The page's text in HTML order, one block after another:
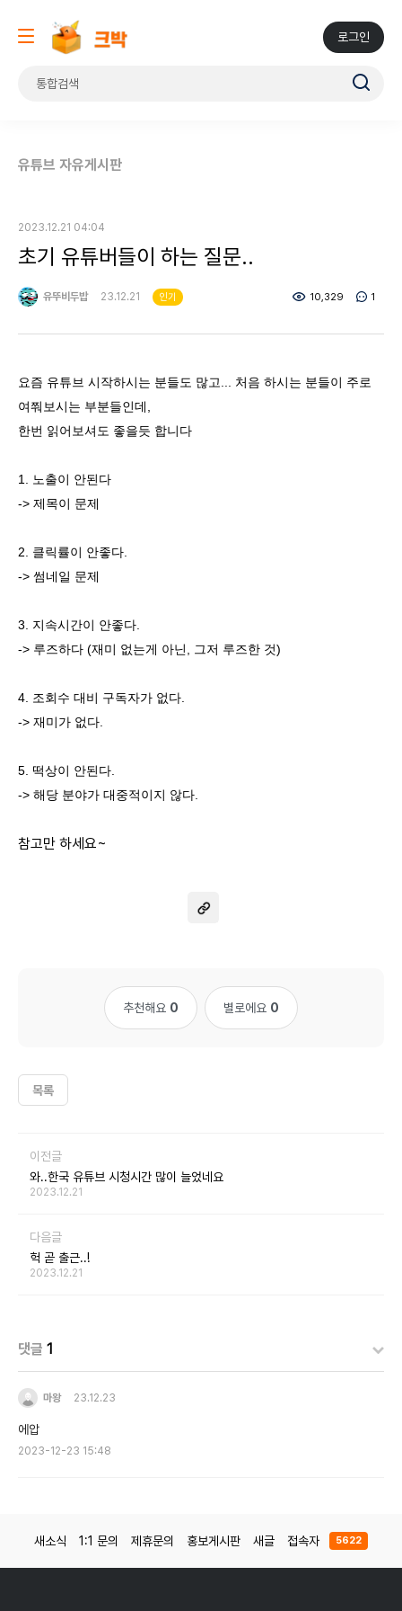
로그인
유튜브 자유게시판
2023.12.21 04:04
초기 유튜버들이 하는 질문..
유뚜비두밥 23.12.21 인기 10,329 1
요즘 유튜브 시작하시는 분들도 많고... 처음 하시는 분들이 주로
여쭤보시는 부분들인데,
한번 읽어보셔도 좋을듯 합니다
1. 노출이 안된다
-> 제목이 문제
2. 클릭률이 안좋다.
-> 썸네일 문제
3. 지속시간이 안좋다.
-> 루즈하다 (재미 없는게 아닌, 그저 루즈한 것)
4. 조회수 대비 구독자가 없다.
-> 재미가 없다.
5. 떡상이 안된다.
-> 해당 분야가 대중적이지 않다.
참고만 하세요~
추천해요 0 별로에요 0
목록
이전글
와..한국 유튜브 시청시간 많이 늘었네요
2023.12.21
다음글
헉 곧 출근..!
2023.12.21
댓글 1
마왕 23.12.23
에압
2023-12-23 15:48
새소식 1:1 문의 제휴문의 홍보게시판 새글 접속자 5622